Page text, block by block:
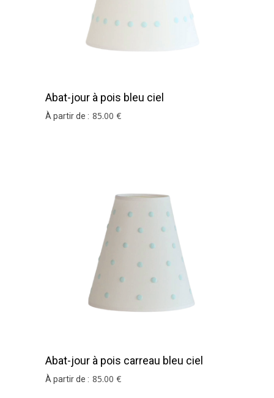
Abat-jour à pois bleu ciel
À partir de : 85.00 €
Abat-jour à pois carreau bleu ciel
À partir de : 85.00 €